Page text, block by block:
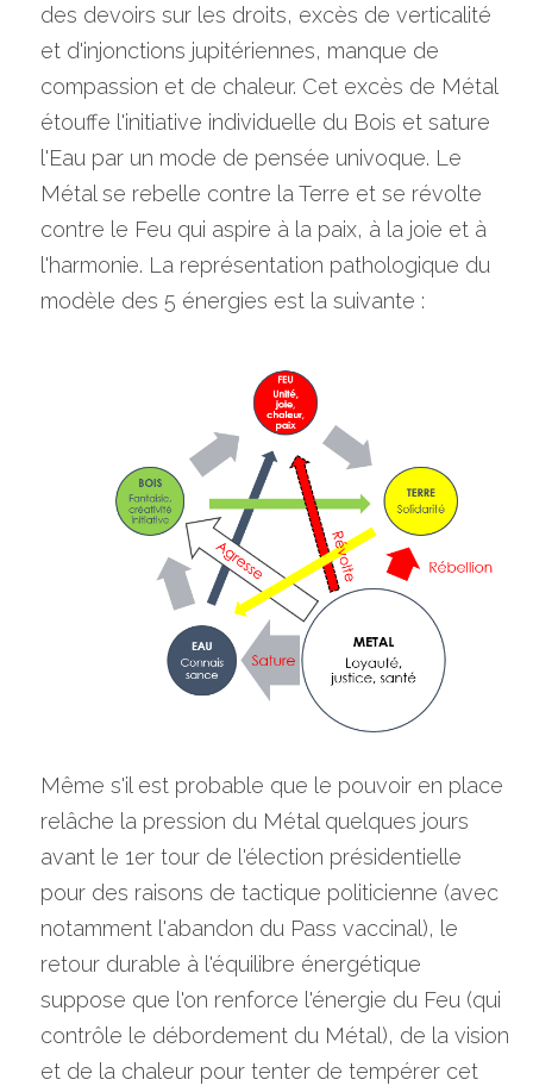
des devoirs sur les droits, excès de verticalité
et d'injonctions jupitériennes, manque de
compassion et de chaleur. Cet excès de Métal
étouffe l'initiative individuelle du Bois et sature
l'Eau par un mode de pensée univoque. Le
Métal se rebelle contre la Terre et se révolte
contre le Feu qui aspire à la paix, à la joie et à
l'harmonie. La représentation pathologique du
modèle des 5 énergies est la suivante :
Même s'il est probable que le pouvoir en place
relâche la pression du Métal quelques jours
avant le 1er tour de l'élection présidentielle
pour des raisons de tactique politicienne (avec
notamment l'abandon du Pass vaccinal), le
retour durable à l'équilibre énergétique
suppose que l'on renforce l'énergie du Feu (qui
contrôle le débordement du Métal), de la vision
et de la chaleur pour tenter de tempérer cet